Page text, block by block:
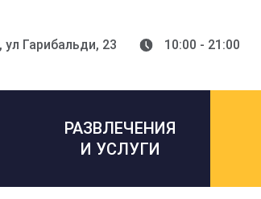
ул Гарибальди, 23 10:00 - 21:00
РАЗВЛЕЧЕНИЯ
И УСЛУГИ